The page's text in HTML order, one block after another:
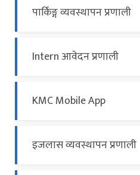
पार्किङ्ग व्यवस्थापन प्रणाली
Intern आवेदन प्रणाली
KMC Mobile App
इजलास व्यवस्थापन प्रणाली